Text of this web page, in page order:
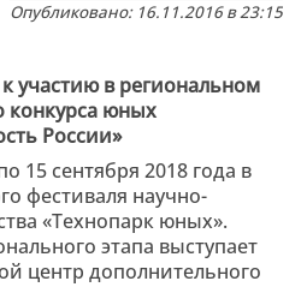
Опубликовано: 16.11.2016 в 23:15
участию в региональном
конкурса юных
России»
15 сентября 2018 года в
фестиваля научно-
«Технопарк юных».
этапа выступает
центр дополнительного